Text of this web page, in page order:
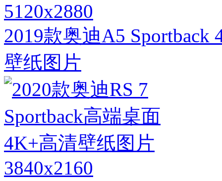
5120x2880
2019款奥迪A5 Sportback
壁纸图片
3840x2160